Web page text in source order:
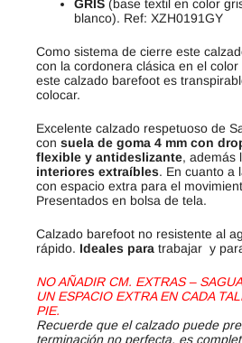
GRIS (base textil en color
blanco). Ref: XZH0191GY
Como sistema de cierre este
con la cordonera clásica en el
este calzado barefoot es
colocar.
Excelente calzado respetuoso de
con suela de goma 4 mm con
flexible y antideslizante, además
interiores extraíbles. En cuanto a
con espacio extra para el
Presentados en bolsa de tela.
Calzado barefoot no resistente al
rápido. Ideales para trabajar y
NO AÑADIR CM. EXTRAS –
UN ESPACIO EXTRA EN CADA
PIE.
Recuerde que el calzado puede
terminación no perfecta, es